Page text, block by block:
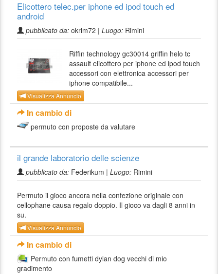
Elicottero telec.per iphone ed ipod touch ed
android
pubblicato da: okrim72 | Luogo: Rimini
Riffin technology gc30014 griffin helo tc
assault elicottero per iphone ed ipod touch
accessori con elettronica accessori per
iphone compatibile...
Visualizza Annuncio
In cambio di
permuto con proposte da valutare
il grande laboratorio delle scienze
pubblicato da: Federikum | Luogo: Rimini
Permuto il gioco ancora nella confezione originale con
cellophane causa regalo doppio. Il gioco va dagli 8 anni in
su.
Visualizza Annuncio
In cambio di
Permuto con fumetti dylan dog vecchi di mio
gradimento